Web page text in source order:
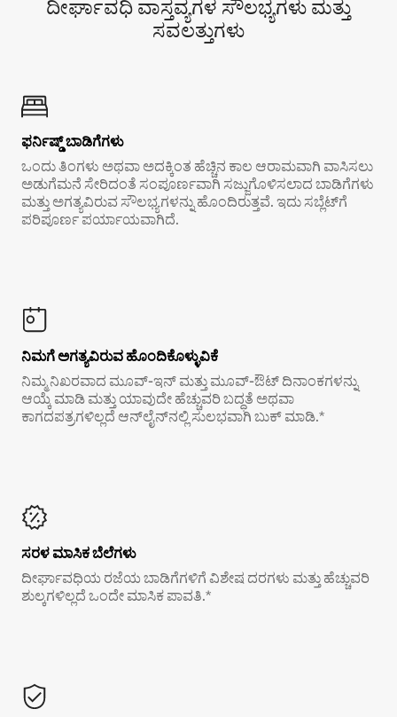
ದೀರ್ಘಾವಧಿ ವಾಸ್ತವ್ಯಗಳ ಸೌಲಭ್ಯಗಳು ಮತ್ತು
ಸವಲತ್ತುಗಳು
ಫರ್ನಿಷ್ಡ್ ಬಾಡಿಗೆಗಳು
ಒಂದು ತಿಂಗಳು ಅಥವಾ ಅದಕ್ಕಿಂತ ಹೆಚ್ಚಿನ ಕಾಲ ಆರಾಮವಾಗಿ ವಾಸಿಸಲು
ಅಡುಗೆಮನೆ ಸೇರಿದಂತೆ ಸಂಪೂರ್ಣವಾಗಿ ಸಜ್ಜುಗೊಳಿಸಲಾದ ಬಾಡಿಗೆಗಳು
ಮತ್ತು ಅಗತ್ಯವಿರುವ ಸೌಲಭ್ಯಗಳನ್ನು ಹೊಂದಿರುತ್ತವೆ. ಇದು ಸಬ್ಲೆಟ್‌ಗೆ
ಪರಿಪೂರ್ಣ ಪರ್ಯಾಯವಾಗಿದೆ.
ನಿಮಗೆ ಅಗತ್ಯವಿರುವ ಹೊಂದಿಕೊಳ್ಳುವಿಕೆ
ನಿಮ್ಮ ನಿಖರವಾದ ಮೂವ್-ಇನ್ ಮತ್ತು ಮೂವ್-ಔಟ್ ದಿನಾಂಕಗಳನ್ನು
ಆಯ್ಕೆ ಮಾಡಿ ಮತ್ತು ಯಾವುದೇ ಹೆಚ್ಚುವರಿ ಬದ್ಧತೆ ಅಥವಾ
ಕಾಗದಪತ್ರಗಳಿಲ್ಲದೆ ಆನ್‌ಲೈನ್‌ನಲ್ಲಿ ಸುಲಭವಾಗಿ ಬುಕ್ ಮಾಡಿ.*
ಸರಳ ಮಾಸಿಕ ಬೆಲೆಗಳು
ದೀರ್ಘಾವಧಿಯ ರಜೆಯ ಬಾಡಿಗೆಗಳಿಗೆ ವಿಶೇಷ ದರಗಳು ಮತ್ತು ಹೆಚ್ಚುವರಿ
ಶುಲ್ಕಗಳಿಲ್ಲದೆ ಒಂದೇ ಮಾಸಿಕ ಪಾವತಿ.*